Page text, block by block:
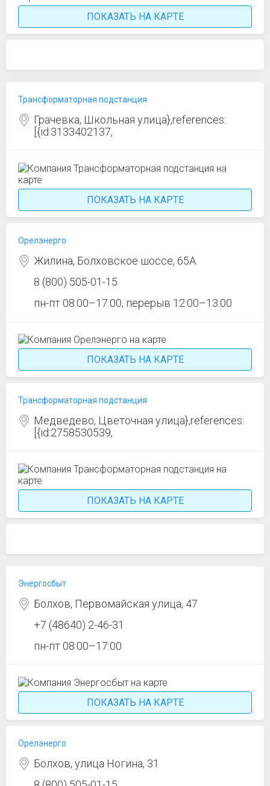
ПОКАЗАТЬ НА КАРТЕ
Трансформаторная подстанция
Грачевка, Школьная улица},references:
[{id:3133402137,
ПОКАЗАТЬ НА КАРТЕ
Орелэнерго
Жилина, Болховское шоссе, 65А
8 (800) 505-01-15
пн-пт 08:00–17:00, перерыв 12:00–13:00
ПОКАЗАТЬ НА КАРТЕ
Трансформаторная подстанция
Медведево, Цветочная улица},references:
[{id:2758530539,
ПОКАЗАТЬ НА КАРТЕ
Энергосбыт
Болхов, Первомайская улица, 47
+7 (48640) 2-46-31
пн-пт 08:00–17:00
ПОКАЗАТЬ НА КАРТЕ
Орелэнерго
Болхов, улица Ногина, 31